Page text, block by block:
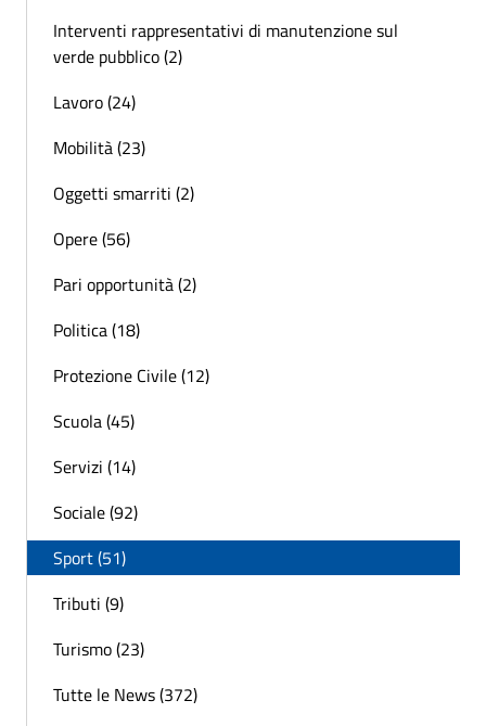
Interventi rappresentativi di manutenzione sul
verde pubblico (2)
Lavoro (24)
Mobilità (23)
Oggetti smarriti (2)
Opere (56)
Pari opportunità (2)
Politica (18)
Protezione Civile (12)
Scuola (45)
Servizi (14)
Sociale (92)
Sport (51)
Tributi (9)
Turismo (23)
Tutte le News (372)